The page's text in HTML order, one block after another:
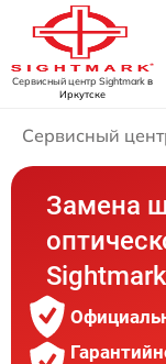
Сервисный центр Sightmarkв
Иркутске
Сервисный
Замена